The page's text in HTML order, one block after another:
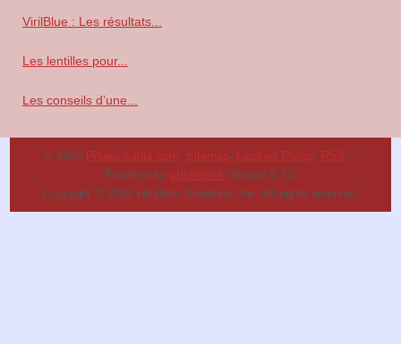
VirilBlue : Les résultats...
Les lentilles pour...
Les conseils d’une...
© 2026 Pilules-sante.com- Sitemap- Cookies Policy- RSS- -
Powered by vBulletin® Version 5.7.0
Copyright © 2026 vBulletin Solutions, Inc. All rights reserved.